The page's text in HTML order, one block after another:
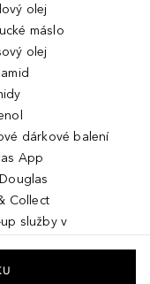
olej
máslo
olej
dárkové balení
App
Collect
služby v
Douglas